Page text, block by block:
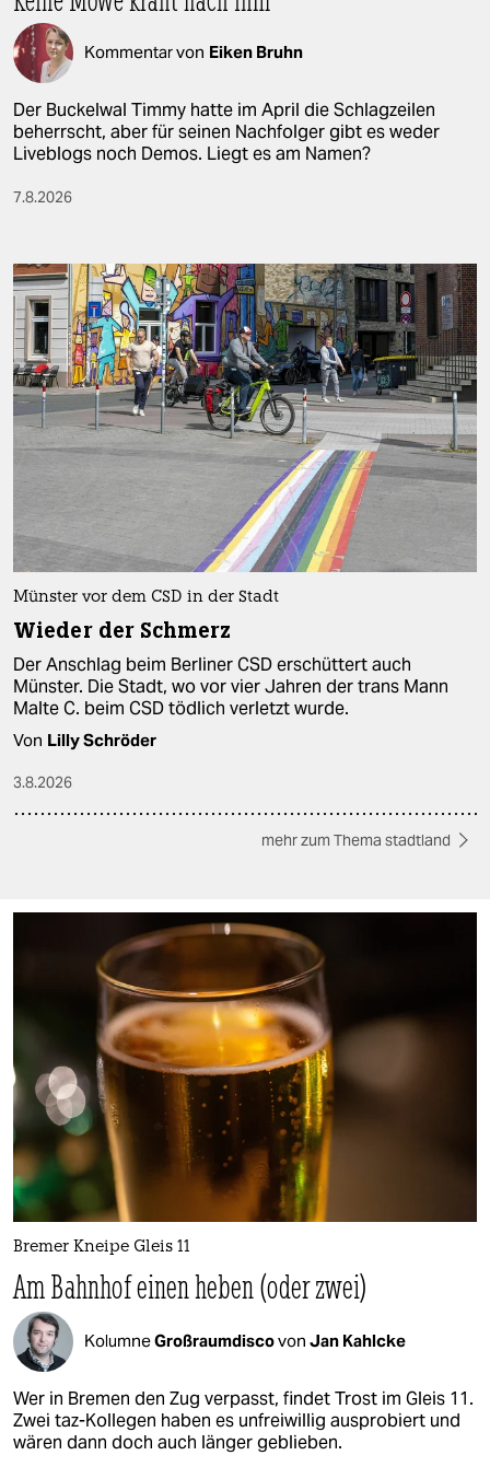
Kommentar von Eiken Bruhn
Der Buckelwal Timmy hatte im April die Schlagzeilen
beherrscht, aber für seinen Nachfolger gibt es weder
Liveblogs noch Demos. Liegt es am Namen?
7.8.2026
Münster vor dem CSD in der Stadt
Wieder der Schmerz
Der Anschlag beim Berliner CSD erschüttert auch
Münster. Die Stadt, wo vor vier Jahren der trans Mann
Malte C. beim CSD tödlich verletzt wurde.
Von Lilly Schröder
3.8.2026
mehr zum Thema stadtland
Bremer Kneipe Gleis 11
Am Bahnhof einen heben (oder zwei)
KolumneGroßraumdiscovon Jan Kahlcke
Wer in Bremen den Zug verpasst, findet Trost im Gleis 11.
Zwei taz-Kollegen haben es unfreiwillig ausprobiert und
wären dann doch auch länger geblieben.